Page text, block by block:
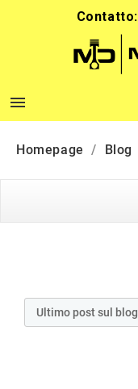
Contatto:

Homepage Blog